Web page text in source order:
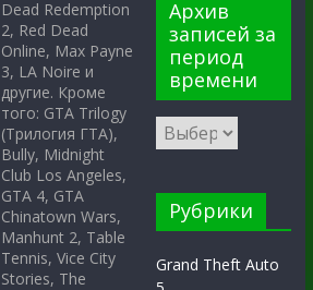
Dead Redemption
2, Red Dead
Online, Max Payne
3, LA Noire и
другие. Кроме
того: GTA Trilogy
(Трилогия ГТА),
Bully, Midnight
Club Los Angeles,
GTA 4, GTA
Chinatown Wars,
Manhunt 2, Table
Tennis, Vice City
Stories, The
Архив
записей за
период
времени
Рубрики
Grand Theft Auto